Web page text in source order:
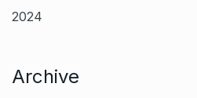
2024
Archive